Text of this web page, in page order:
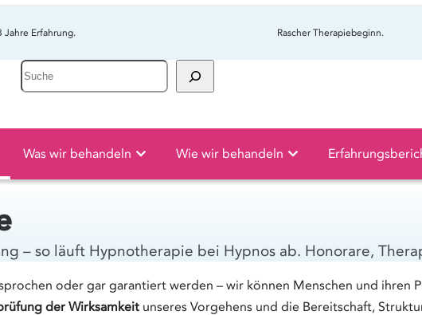
Jahre Erfahrung. Rascher Therapiebeginn.
Suche
Was wir behandeln Wie wir behandeln
– so läuft Hypnotherapie bei Hypnos ab. Honorare,
oder gar garantiert werden – wir können Menschen und ihren
der Wirksamkeit unseres Vorgehens und die Bereitschaft,